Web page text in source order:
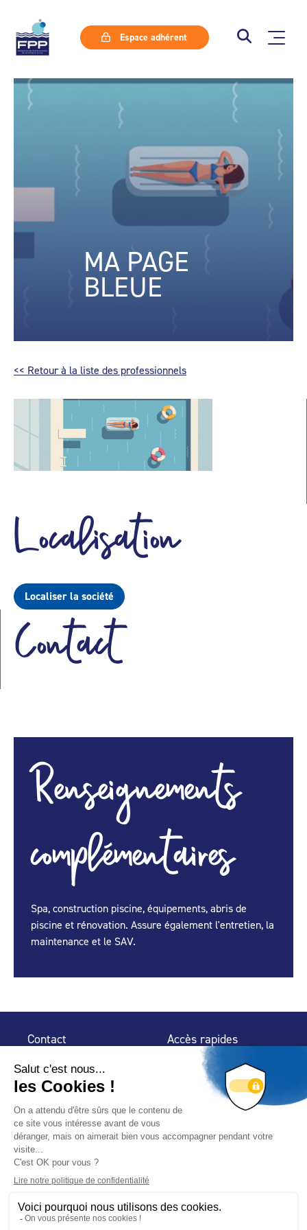
Espace adhérent
MA PAGE
BLEUE
<< Retour à la liste des professionnels
Localisation
Localiser la société
Contact
Renseignements
complémentaires
Spa, construction piscine, équipements, abris de
piscine et rénovation. Assure également l'entretien, la
maintenance et le SAV.
Contact
32 rue de Mogador
75 009 Paris
Accès rapides
Espace Presse
Trouver un
professionnel
Nous suivre